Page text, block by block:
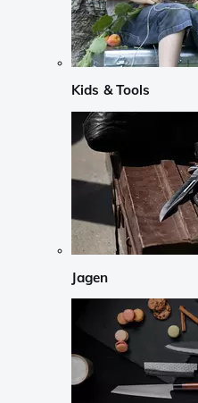
Kids & Tools
Jagen